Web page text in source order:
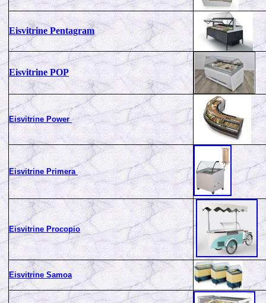
Eisvitrine Pentagram
Eisvitrine POP
Eisvitrine Power
Eisvitrine Primera
Eisvitrine Procopio
Eisvitrine Samoa